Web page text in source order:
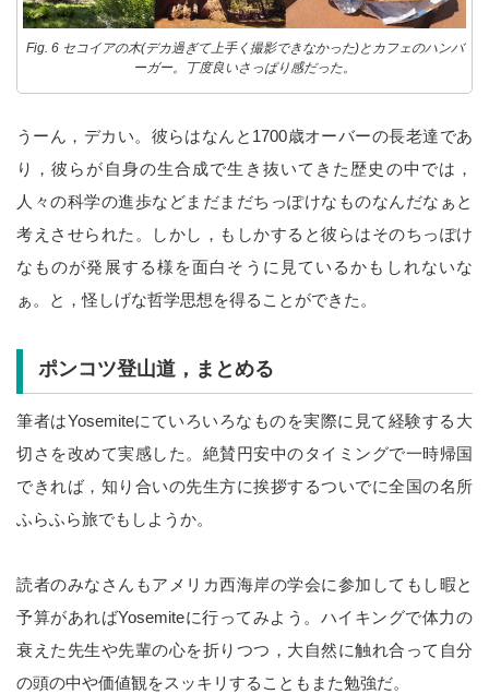
Fig. 6 セコイアの木(デカ過ぎて上手く撮影できなかった)とカフェのハンバ
ーガー。丁度良いさっぱり感だった。
うーん，デカい。彼らはなんと1700歳オーバーの長老達であ
り，彼らが自身の生合成で生き抜いてきた歴史の中では，
人々の科学の進歩などまだまだちっぽけなものなんだなぁと
考えさせられた。しかし，もしかすると彼らはそのちっぽけ
なものが発展する様を面白そうに見ているかもしれないな
ぁ。と，怪しげな哲学思想を得ることができた。
ポンコツ登山道，まとめる
筆者はYosemiteにていろいろなものを実際に見て経験する大
切さを改めて実感した。絶賛円安中のタイミングで一時帰国
できれば，知り合いの先生方に挨拶するついでに全国の名所
ふらふら旅でもしようか。
読者のみなさんもアメリカ西海岸の学会に参加してもし暇と
予算があればYosemiteに行ってみよう。ハイキングで体力の
衰えた先生や先輩の心を折りつつ，大自然に触れ合って自分
の頭の中や価値観をスッキリすることもまた勉強だ。